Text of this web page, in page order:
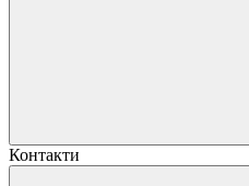
Контакти